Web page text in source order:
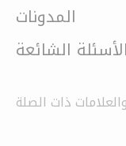
المدونات
الأسئلة الشائعة
ذات الصلة